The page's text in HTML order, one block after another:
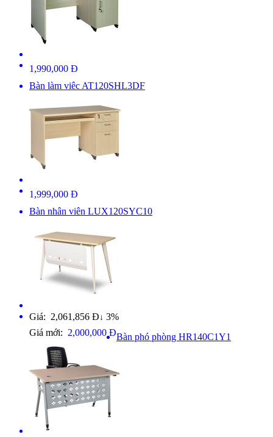
1,990,000 Đ
Bàn làm viêc AT120SHL3DF
1,999,000 Đ
Bàn nhân viên LUX120SYC10
Giá: 2,061,856 Đ ↓ 3%
Giá mới: 2,000,000 ĐBàn phó phòng HR140C1Y1